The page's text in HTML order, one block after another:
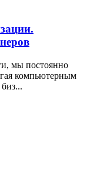
мы постоянно
компьютерным